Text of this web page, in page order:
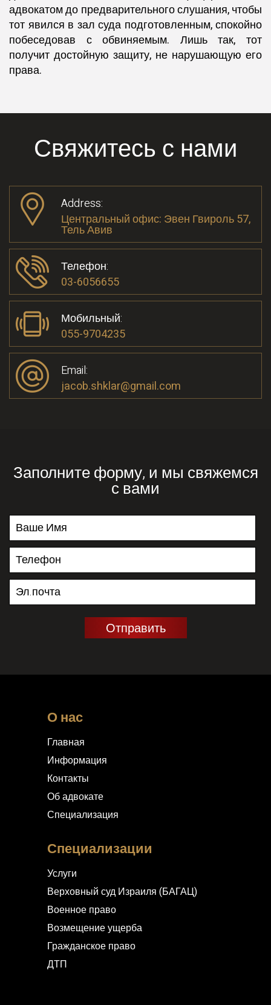
адвокатом до предварительного слушания, чтобы
тот явился в зал суда подготовленным, спокойно
побеседовав с обвиняемым. Лишь так, тот
получит достойную защиту, не нарушающую его
права.
Свяжитесь с нами
Address:
Центральный офис: Эвен Гвироль 57,
Тель Авив
Телефон:
03-6056655
Мобильный:
055-9704235
Email:
jacob.shklar@gmail.com
Заполните форму, и мы свяжемся
с вами
О нас
Главная
Информация
Контакты
Об адвокате
Специализация
Специализации
Услуги
Верховный суд Израиля (БАГАЦ)
Военное право
Возмещение ущерба
Гражданское право
ДТП